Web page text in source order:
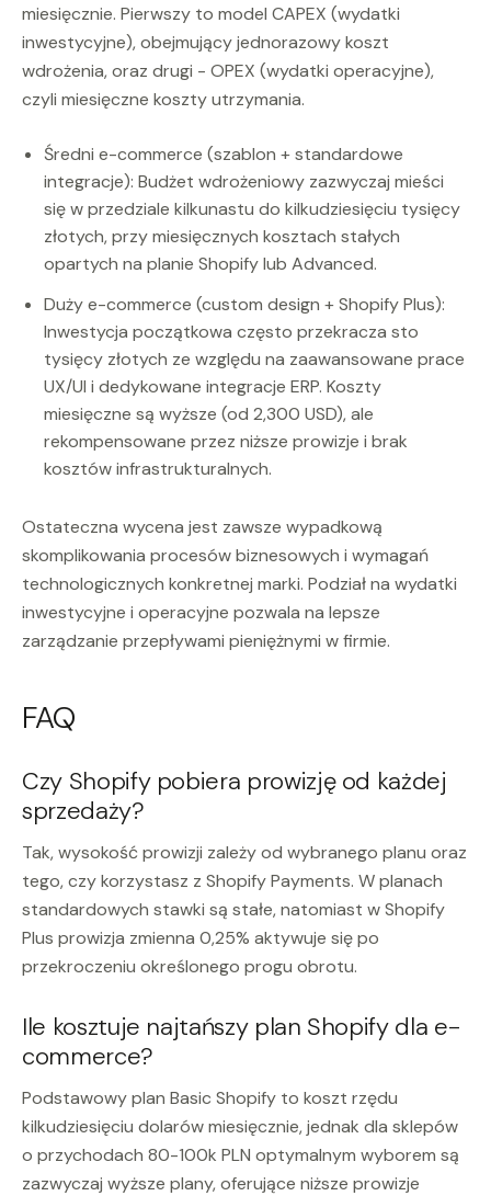
miesięcznie. Pierwszy to model CAPEX (wydatki
inwestycyjne), obejmujący jednorazowy koszt
wdrożenia, oraz drugi - OPEX (wydatki operacyjne),
czyli miesięczne koszty utrzymania.
Średni e-commerce (szablon + standardowe
integracje): Budżet wdrożeniowy zazwyczaj mieści
się w przedziale kilkunastu do kilkudziesięciu tysięcy
złotych, przy miesięcznych kosztach stałych
opartych na planie Shopify lub Advanced.
Duży e-commerce (custom design + Shopify Plus):
Inwestycja początkowa często przekracza sto
tysięcy złotych ze względu na zaawansowane prace
UX/UI i dedykowane integracje ERP. Koszty
miesięczne są wyższe (od 2,300 USD), ale
rekompensowane przez niższe prowizje i brak
kosztów infrastrukturalnych.
Ostateczna wycena jest zawsze wypadkową
skomplikowania procesów biznesowych i wymagań
technologicznych konkretnej marki. Podział na wydatki
inwestycyjne i operacyjne pozwala na lepsze
zarządzanie przepływami pieniężnymi w firmie.
FAQ
Czy Shopify pobiera prowizję od każdej
sprzedaży?
Tak, wysokość prowizji zależy od wybranego planu oraz
tego, czy korzystasz z Shopify Payments. W planach
standardowych stawki są stałe, natomiast w Shopify
Plus prowizja zmienna 0,25% aktywuje się po
przekroczeniu określonego progu obrotu.
Ile kosztuje najtańszy plan Shopify dla e-
commerce?
Podstawowy plan Basic Shopify to koszt rzędu
kilkudziesięciu dolarów miesięcznie, jednak dla sklepów
o przychodach 80-100k PLN optymalnym wyborem są
zazwyczaj wyższe plany, oferujące niższe prowizje